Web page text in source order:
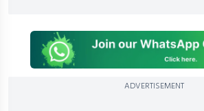
ADVERTISEMENT